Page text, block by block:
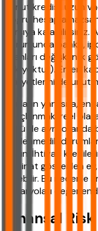
Konut kredisi, uzun
doğru
karşıya
durumunda banka,
oranları değişkenlik
risk yoktur). Erken
maliyetlerini de
Bunların yanı sıra,
borçlanmak, reel
yükü de aynı
beklenmedik
olsun. İhtiyaç
teminat gösterilen
gidebilir. Bu
senaryoları
Finansal